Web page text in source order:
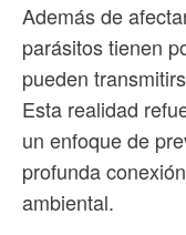
Además de
parásitos tienen
pueden
Esta realidad
un enfoque de
profunda
ambiental.